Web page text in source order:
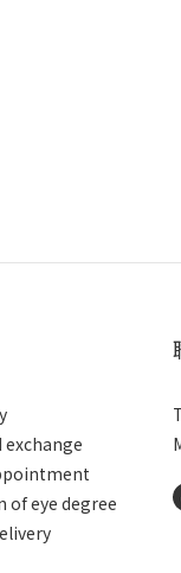
exchange
of eye degree